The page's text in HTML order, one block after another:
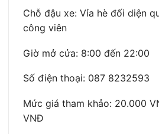
Chỗ đậu xe: Vỉa hè đối diện
công viên
Giờ mở cửa: 8:00 đến 22:00
Số điện thoại: 087 8232593
Mức giá tham khảo: 20.000
VNĐ